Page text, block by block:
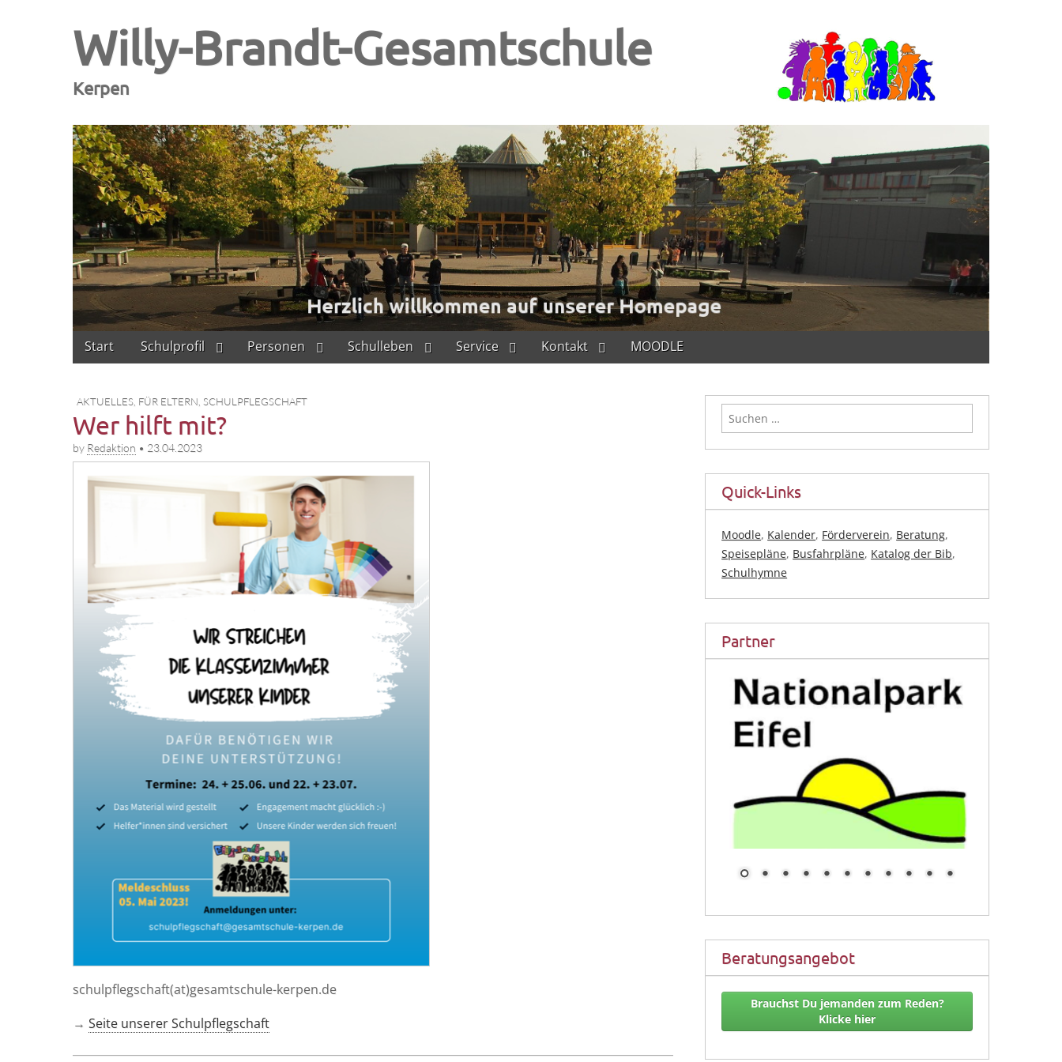
Willy-Brandt-Gesamtschule
Kerpen
Main
menu
Skip
to
Start Schulprofil Personen Schulleben Service Kontakt MOODLE
AKTUELLES FÜR ELTERN SCHULPFLEGSCHAFT
Wer hilft mit?
by Redaktion • 23.04.2023
schulpflegschaft(at)gesamtschule-kerpen.de
→ Sei­te unse­rer Schulpflegschaft
Suchen
nach:
Quick-Links
Moodle, Kalender, Förderverein, Beratung,
Speisepläne, Busfahrpläne, Katalog der Bib,
Schulhymne
Partner
Beratungsangebot
Brauchst Du jemanden zum Reden?
Klicke hier